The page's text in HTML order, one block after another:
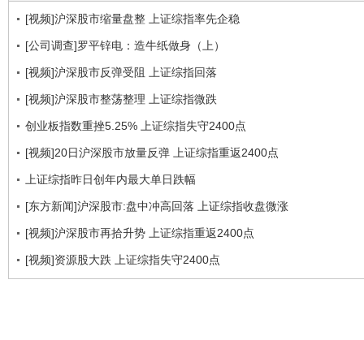
[视频]沪深股市缩量盘整 上证综指率先企稳
[公司调查]罗平锌电：造牛纸做身（上）
[视频]沪深股市反弹受阻 上证综指回落
[视频]沪深股市整荡整理 上证综指微跌
创业板指数重挫5.25% 上证综指失守2400点
[视频]20日沪深股市放量反弹 上证综指重返2400点
上证综指昨日创年内最大单日跌幅
[东方新闻]沪深股市:盘中冲高回落 上证综指收盘微涨
[视频]沪深股市再拾升势 上证综指重返2400点
[视频]资源股大跌 上证综指失守2400点